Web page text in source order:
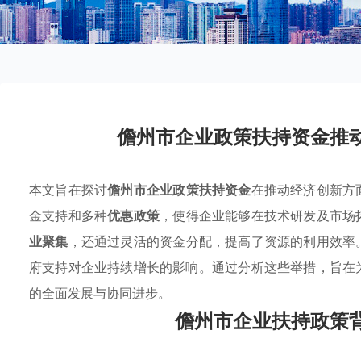
儋州市企业政策扶持资金推
本文旨在探讨儋州市企业政策扶持资金在推动经济创新
金支持和多种优惠政策 ，使得企业能够在技术研发及市
业聚集 ，还通过灵活的资金分配，提高了资源的利用效
府支持对企业持续增长的影响。通过分析这些举措，旨
的全面发展与协同进步。
儋州市企业扶持政策